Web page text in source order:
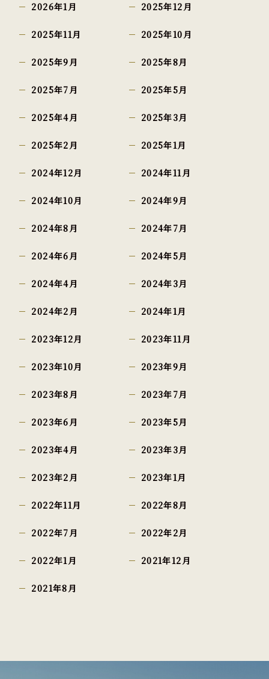
2026年1月 2025年12月
2025年11月 2025年10月
2025年9月 2025年8月
2025年7月 2025年5月
2025年4月 2025年3月
2025年2月 2025年1月
2024年12月 2024年11月
2024年10月 2024年9月
2024年8月 2024年7月
2024年6月 2024年5月
2024年4月 2024年3月
2024年2月 2024年1月
2023年12月 2023年11月
2023年10月 2023年9月
2023年8月 2023年7月
2023年6月 2023年5月
2023年4月 2023年3月
2023年2月 2023年1月
2022年11月 2022年8月
2022年7月 2022年2月
2022年1月 2021年12月
2021年8月